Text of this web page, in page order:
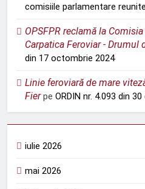
comisiile parlamentare reunite
OPSFPR reclamă la
Carpatica Feroviar - Drumul
din 17 octombrie 2024
Linie feroviară de mare
Fierpe ORDIN nr. 4.093 din
iulie 2026
mai 2026